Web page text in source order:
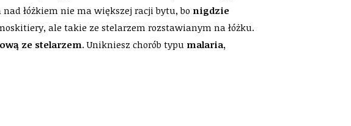
łóżkiem nie ma większej racji bytu, bo nigdzie
ale takie ze stelarzem rozstawianym na łóżku.
ze stelarzem. Unikniesz chorób typu malaria,